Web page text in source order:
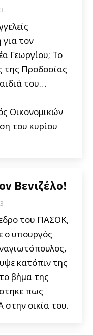
για τον
Γεωργίου; Το
της Προδοσίας
του…
Οικονομικών
του κυρίου
Βενιζέλο!
του ΠΑΣΟΚ,
ο υπουργός
κατόπιν της
βήμα της
πως
στην οικία του.